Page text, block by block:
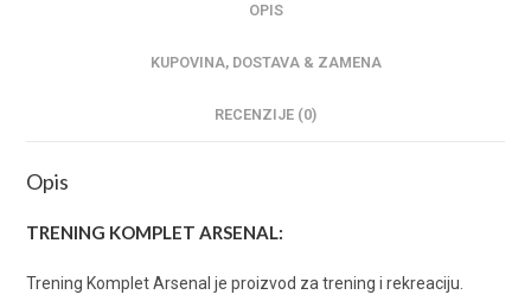
OPIS
KUPOVINA, DOSTAVA & ZAMENA
RECENZIJE (0)
Opis
TRENING KOMPLET ARSENAL:
Trening Komplet Arsenal je proizvod za trening i rekreaciju.